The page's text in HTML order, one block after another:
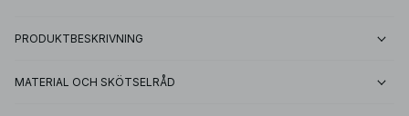
PRODUKTBESKRIVNING
MATERIAL OCH SKÖTSELRÅD